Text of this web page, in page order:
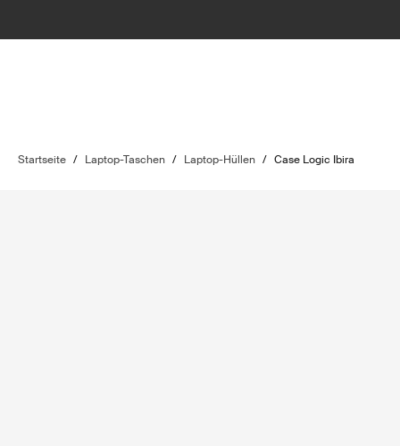
Startseite / Laptop-Taschen / Laptop-Hüllen / Case Logic Ibira